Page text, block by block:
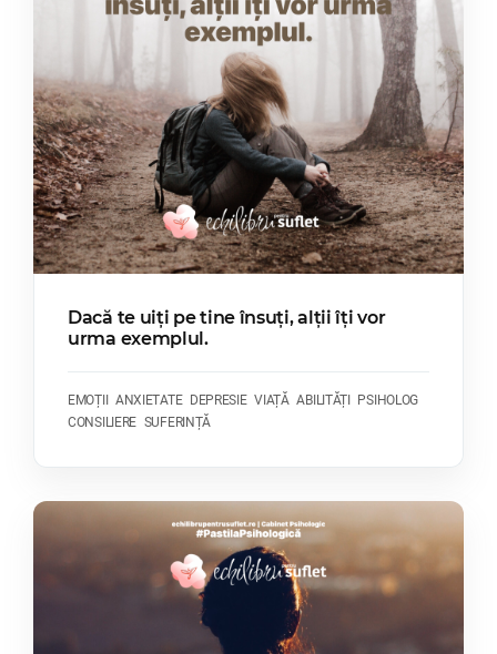
Dacă te uiți pe tine însuți, alții îți vor
urma exemplul.
EMOȚII ANXIETATE DEPRESIE VIAȚĂ ABILITĂȚI
PSIHOLOG
CONSILIERE SUFERINȚĂ